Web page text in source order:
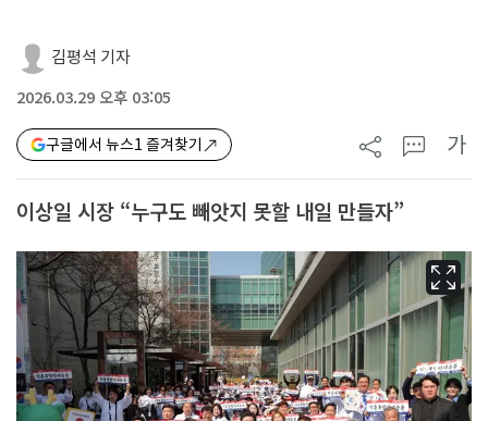
김평석 기자
2026.03.29 오후 03:05
구글에서 뉴스1 즐겨찾기 가
이상일 시장 “누구도 빼앗지 못할 내일 만들자”